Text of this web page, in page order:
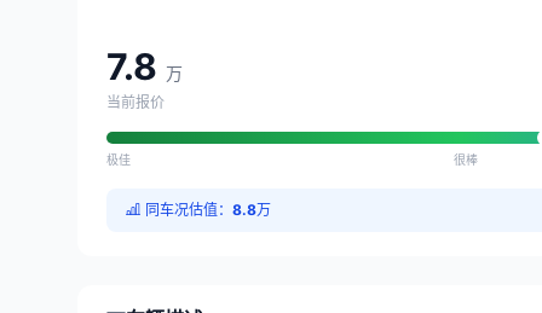
7.8 万
当前报价
极佳 很棒
同车况估值： 8.8万